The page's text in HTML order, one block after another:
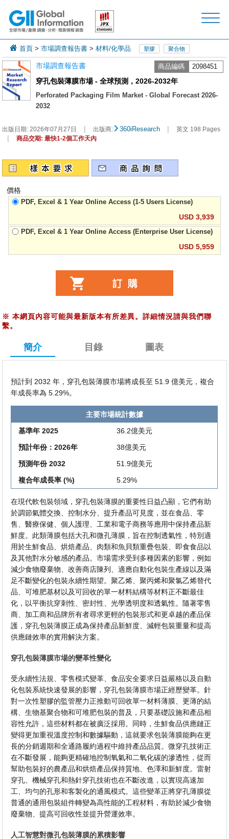
首頁 >市場調查報告書 >材料/化學品 塑膠 聚合物
市場調查報告書 商品編碼 2098451
穿孔包裝薄膜市場 - 全球預測，2026-2032年
Perforated Packaging Film Market - Global Forecast 2026-
2032
出版日期:2026年07月27日 | 出版商: 360iResearch | 英文 198 Pages
| 商品交期: 最快1-2個工作天內
價格
PDF, Excel & 1 Year Online Access (1-5 Users License)
USD 3,939
PDF, Excel & 1 Year Online Access (Enterprise User License)
USD 5,959
※ 本網頁內容可能與最新版本有所差異。詳細情況請與我們聯
繫。
簡介 目錄 圖表
預計到 2032 年，穿孔包裝薄膜市場將成長至 51.9 億美元，複合
年成長率為 5.29%。
主要市場統計數據
基準年 2025
36.2億美元
預計年份：2026年
38億美元
預測年份 2032
51.9億美元
複合年成長率 (%)
5.29%
在現代軟包裝領域，穿孔包裝薄膜的重要性日益凸顯，它們有助
於調節氣體交換、控制水分、提升產品可見度，並在食品、零
售、醫療保健、個人護理、工業和電子商務等應用中保持產品新
鮮度。此類薄膜包括大孔和微孔薄膜，旨在控制透氣性，特別適
用於生鮮食品、烘焙產品、肉類和魚貝類重疊包裝、即食食品以
及其他對水分敏感的產品。市場需求受到多種因素的影響，例如
減少食物廢棄物、改善商店陳列、適應自動化包裝生產線以及滿
足不斷變化的包裝永續性期望。聚乙烯、聚丙烯和聚氯乙烯替代
品、可堆肥基材以及可回收的單一材料結構等材料正不斷最佳
化，以平衡抗穿刺性、密封性、光學透明度和透氣性。隨著零售
商、加工商和品牌所有者尋求更輕的包裝形式和更卓越的產品保
護，穿孔包裝薄膜正成為保持產品新鮮度、減輕包裝重量和提高
供應鏈效率的實用解決方案。
穿孔包裝薄膜市場的變革性變化
受永續性法規、零售模式變革、食品安全要求日益嚴格以及自動
化包裝系統快速發展的影響，穿孔包裝薄膜市場正經歷變革。針
對一次性塑膠的監管壓力正推動可回收單一材料薄膜、更薄的結
構、生物基聚合物和可堆肥包裝的普及，只要基礎設施和產品相
容性允許，這些材料都在被廣泛採用。同時，生鮮食品供應鏈正
變得更加重視溫度控制和數據驅動，這就要求包裝薄膜能夠在更
長的分銷週期和全通路履約過程中維持產品品質。微穿孔技術正
在不斷發展，能夠更精確地控制氧氣和二氧化碳的滲透性，從而
幫助包裝好的農產品和烘焙產品保持質地、色澤和新鮮度。雷射
穿孔、機械穿孔和熱針穿孔技術也在不斷改進，以實現高速加
工、均勻的孔形和客製化的通風模式。這些變革正將穿孔薄膜從
普通的通用包裝組件轉變為高性能的工程材料，有助於減少食物
廢棄物、提高可回收性並提升營運效率。
人工智慧對微孔包裝薄膜的累積影響